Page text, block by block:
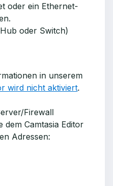
oder ein Ethernet-
oder Switch)
in unserem
wird nicht aktiviert.
Firewall
dem Camtasia Editor
Adressen: